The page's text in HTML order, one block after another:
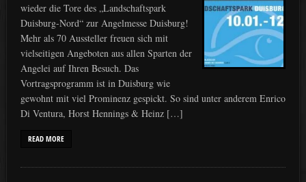
wieder die Tore des „Landschaftspark
Duisburg-Nord“ zur Angelmesse Duisburg!
Mehr als 70 Aussteller freuen sich mit
vielseitigen Angeboten aus allen Sparten der
Angelei auf Ihren Besuch. Das
Vortragsprogramm ist in Duisburg wie
gewohnt mit viel Prominenz gespickt. So sind unter anderem Enrico
Di Ventura, Horst Hennings & Heinz […]
READ MORE